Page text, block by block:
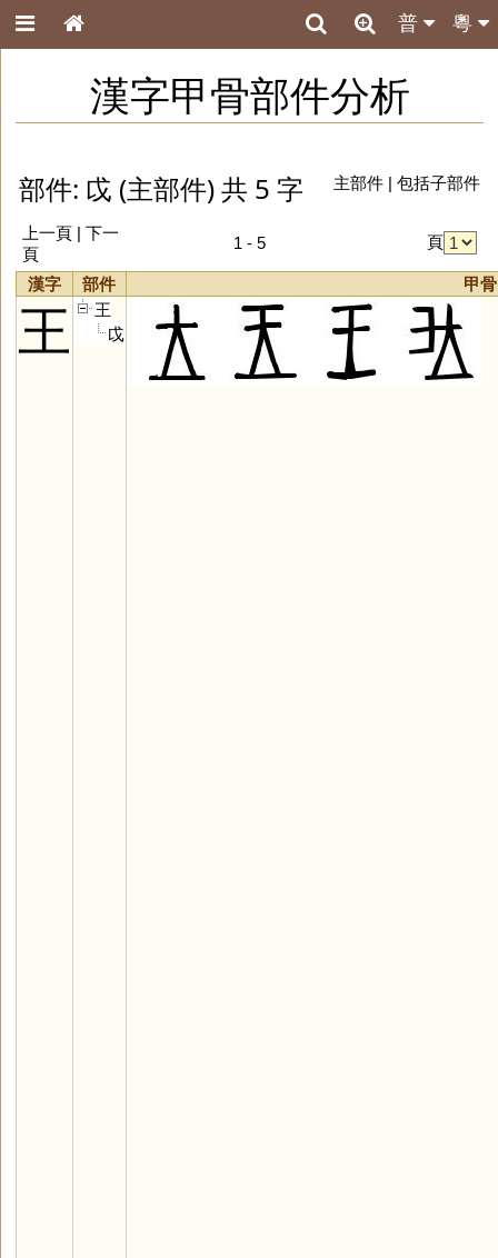
粵
普
漢字甲骨部件分析
部件: 戉 (主部件) 共 5 字 主部件| 包括子部件
上一頁 | 下一
頁
1 - 5 頁
漢字 部件 甲骨
王
王
戉